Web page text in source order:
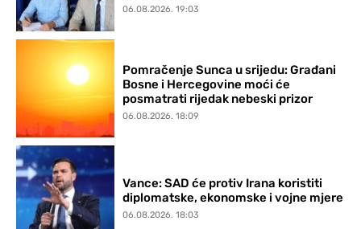
06.08.2026. 19:03
Pomračenje Sunca u srijedu: Građani
Bosne i Hercegovine moći će
posmatrati rijedak nebeski prizor
06.08.2026. 18:09
Vance: SAD će protiv Irana koristiti
diplomatske, ekonomske i vojne mjere
06.08.2026. 18:03